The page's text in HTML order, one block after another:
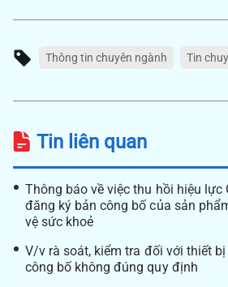
Thông tin chuyên ngành Tin
Tin liên quan
Thông báo về việc thu hồi hiệu lực
đăng ký bản công bố của sản
vệ sức khoẻ
V/v rà soát, kiểm tra đối với thiết
công bố không đúng quy định